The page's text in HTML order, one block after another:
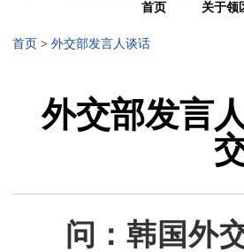
首页 关于领
首页 > 外交部发言人谈话
外交部发言
问：韩国外